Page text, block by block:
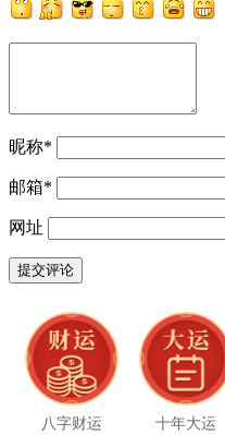
昵称*
邮箱*
网址
八字财运 十年大运